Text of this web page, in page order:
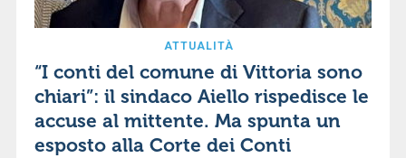
ATTUALITÀ
“I conti del comune di Vittoria sono
chiari”: il sindaco Aiello rispedisce le
accuse al mittente. Ma spunta un
esposto alla Corte dei Conti